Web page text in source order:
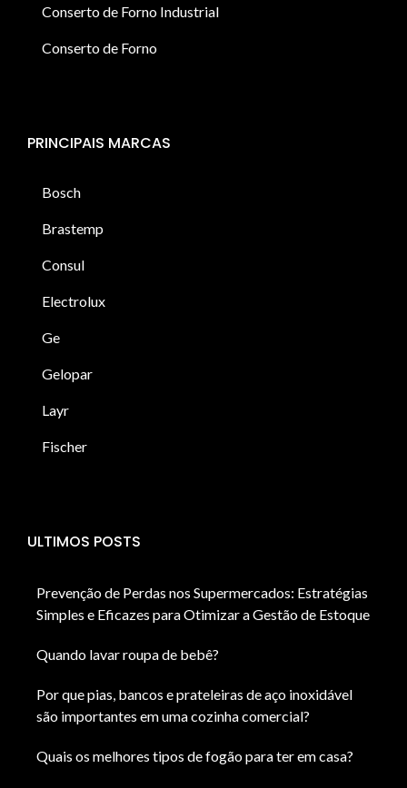
Conserto de Forno Industrial
Conserto de Forno
PRINCIPAIS MARCAS
Bosch
Brastemp
Consul
Electrolux
Ge
Gelopar
Layr
Fischer
ULTIMOS POSTS
Prevenção de Perdas nos Supermercados: Estratégias
Simples e Eficazes para Otimizar a Gestão de Estoque
Quando lavar roupa de bebê?
Por que pias, bancos e prateleiras de aço inoxidável
são importantes em uma cozinha comercial?
Quais os melhores tipos de fogão para ter em casa?